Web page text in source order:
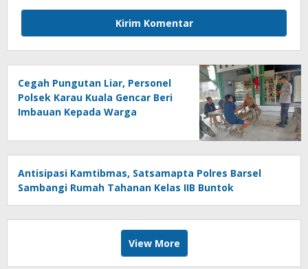
Cegah Pungutan Liar, Personel
Polsek Karau Kuala Gencar Beri
Imbauan Kepada Warga
Antisipasi Kamtibmas, Satsamapta Polres Barsel
Sambangi Rumah Tahanan Kelas IIB Buntok
View More